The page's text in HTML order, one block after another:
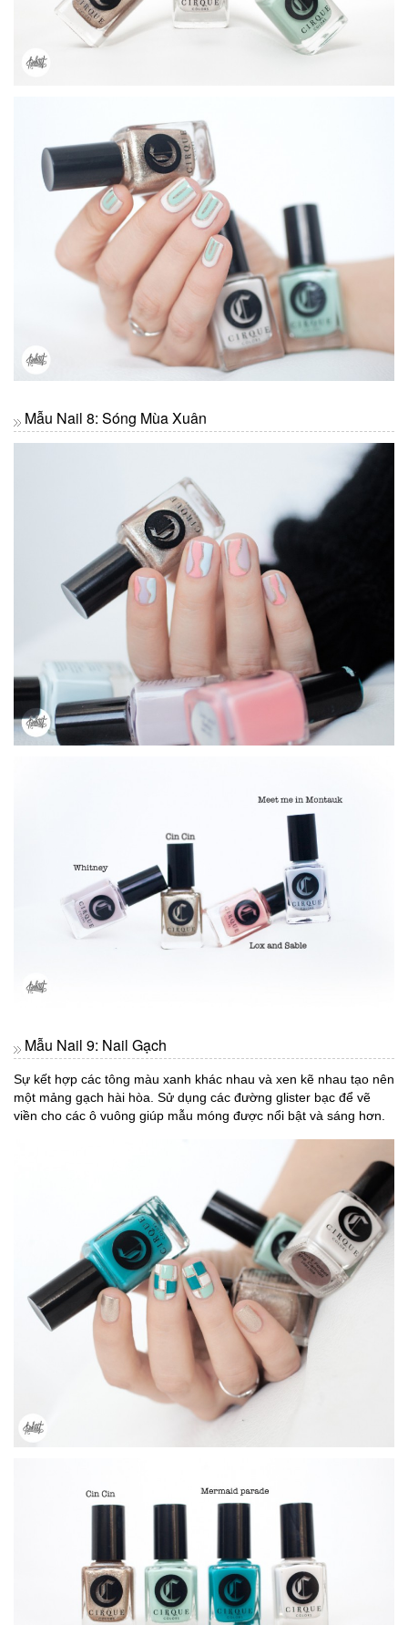
Mẫu Nail 8: Sóng Mùa Xuân
Mẫu Nail 9: Nail Gạch
Sự kết hợp các tông màu xanh khác nhau và xen kẽ nhau tạo nên
một mảng gạch hài hòa. Sử dụng các đường glister bạc để vẽ
viền cho các ô vuông giúp mẫu móng được nổi bật và sáng hơn.